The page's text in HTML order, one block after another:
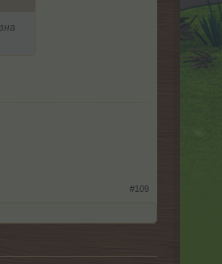
#109